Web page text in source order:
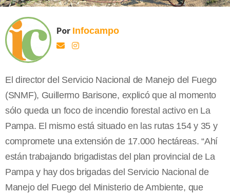
Por Infocampo
El director del Servicio Nacional de Manejo del Fuego
(SNMF), Guillermo Barisone, explicó que al momento
sólo queda un foco de incendio forestal activo en La
Pampa. El mismo está situado en las rutas 154 y 35 y
compromete una extensión de 17.000 hectáreas. “Ahí
están trabajando brigadistas del plan provincial de La
Pampa y hay dos brigadas del Servicio Nacional de
Manejo del Fuego del Ministerio de Ambiente, que